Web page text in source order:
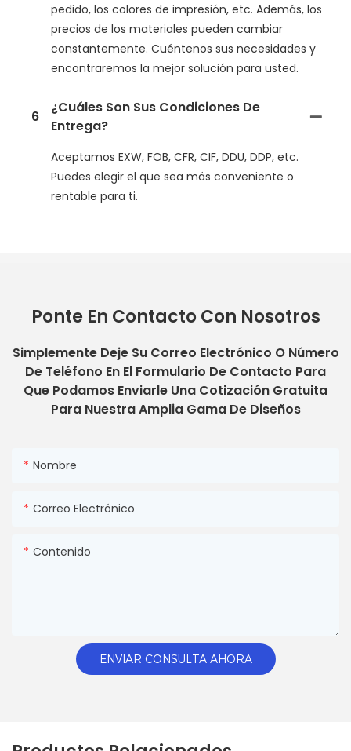
pedido, los colores de impresión, etc. Además, los
precios de los materiales pueden cambiar
constantemente. Cuéntenos sus necesidades y
encontraremos la mejor solución para usted.
6
¿Cuáles Son Sus Condiciones De
Entrega?
Aceptamos EXW, FOB, CFR, CIF, DDU, DDP, etc.
Puedes elegir el que sea más conveniente o
rentable para ti.
Ponte En Contacto Con Nosotros
Simplemente Deje Su Correo Electrónico O Número
De Teléfono En El Formulario De Contacto Para
Que Podamos Enviarle Una Cotización Gratuita
Para Nuestra Amplia Gama De Diseños
Nombre
Correo Electrónico
Contenido
ENVIAR CONSULTA AHORA